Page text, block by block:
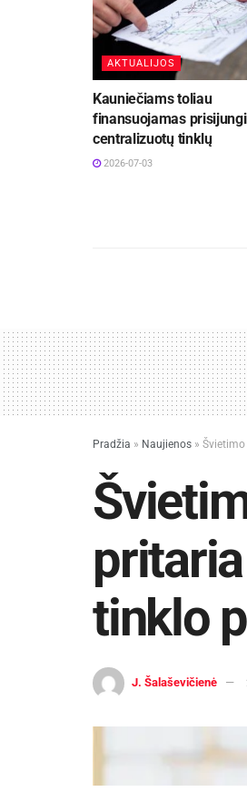
AKTUALIJOS
Kauniečiams toliau
finansuojamas
centralizuotų tinklų
2026-07-03
Pradžia » Naujienos »
tinklo
J. Šalaševičienė